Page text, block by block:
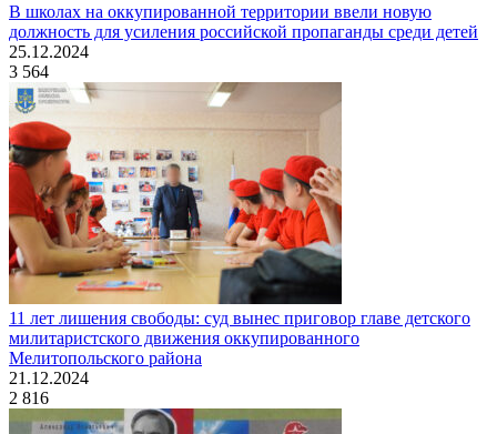
В школах на оккупированной территории ввели новую
должность для усиления российской пропаганды среди детей
25.12.2024
3 564
11 лет лишения свободы: суд вынес приговор главе детского
милитаристского движения оккупированного
Мелитопольского района
21.12.2024
2 816